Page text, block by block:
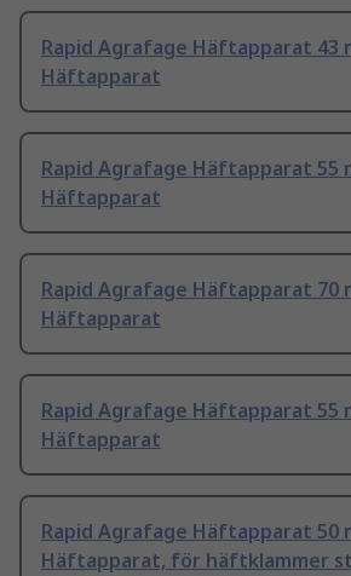
Rapid Agrafage Häftapparat 43
Häftapparat
Rapid Agrafage Häftapparat 55
Häftapparat
Rapid Agrafage Häftapparat 70
Häftapparat
Rapid Agrafage Häftapparat 55
Häftapparat
Rapid Agrafage Häftapparat 50
Häftapparat, för häftklammer